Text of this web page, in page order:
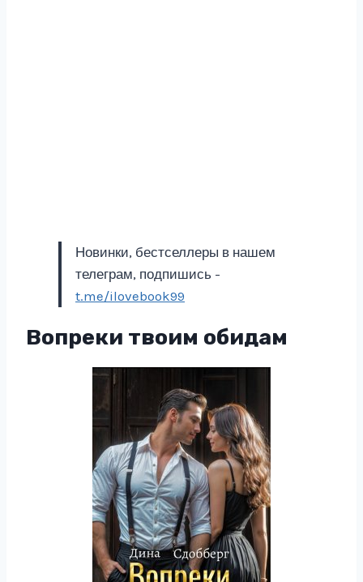
Новинки, бестселлеры в нашем
телеграм, подпишись -
t.me/ilovebook99
Вопреки твоим обидам